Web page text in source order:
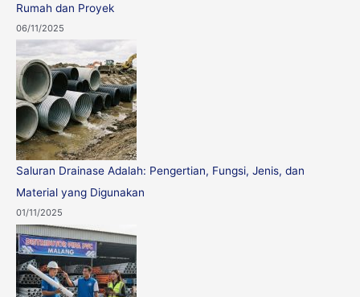
Rumah dan Proyek
06/11/2025
Saluran Drainase Adalah: Pengertian, Fungsi, Jenis, dan
Material yang Digunakan
01/11/2025